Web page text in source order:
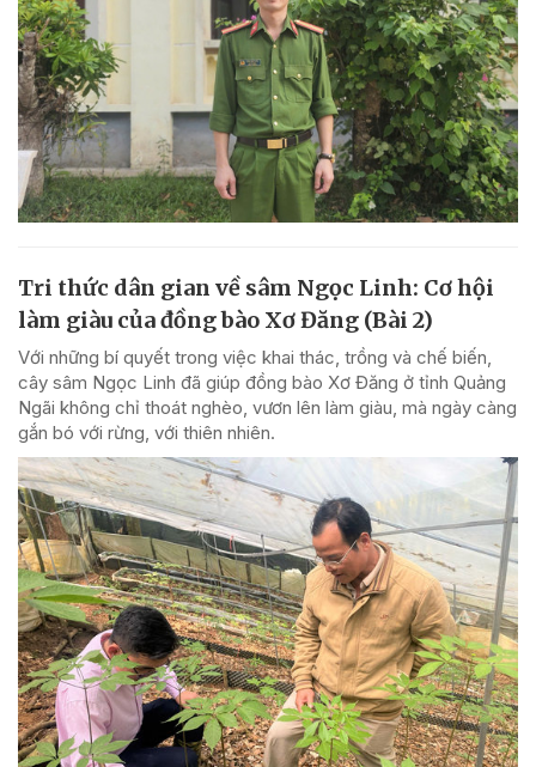
Tri thức dân gian về sâm Ngọc Linh: Cơ hội
làm giàu của đồng bào Xơ Đăng (Bài 2)
Với những bí quyết trong việc khai thác, trồng và chế biến,
cây sâm Ngọc Linh đã giúp đồng bào Xơ Đăng ở tỉnh Quảng
Ngãi không chỉ thoát nghèo, vươn lên làm giàu, mà ngày càng
gắn bó với rừng, với thiên nhiên.